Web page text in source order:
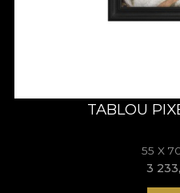
TABLOU
55 X
3